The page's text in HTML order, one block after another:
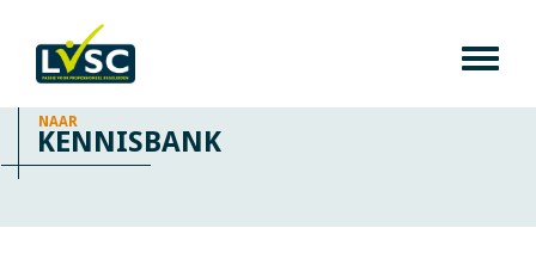
NAAR
KENNISBANK